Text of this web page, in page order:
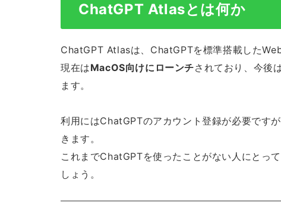
ChatGPT Atlasとは何か
ChatGPT Atlasは、ChatGPTを標準搭載したWeb
現在はMacOS向けにローンチされており、今後
ます。
利用にはChatGPTのアカウント登録が必要です
きます。
これまでChatGPTを使ったことがない人にとっ
しょう。